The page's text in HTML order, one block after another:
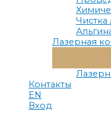
Чистка
Лазерная
Контакты
EN
Вход